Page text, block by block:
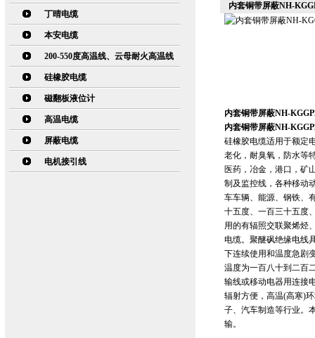
丁晴电缆
本安电缆
200-550度高温线、云母耐火高温线
硅橡胶电缆
磁翻板液位计
高温电缆
屏蔽电缆
电机接引线
内套铜带屏蔽NH-
内套铜带屏蔽NH-
内套铜带屏蔽NH-
硅橡胶电缆适用于额定
老化，耐臭氧，防水等
医药，冶金，港口，矿
制及监控线，各种移动
车车辆、能源、钢铁、
十五度、一百三十五度
用的有辐照交联聚烯烃
电缆。聚醚砜绝缘电线
下连续使用和温度急剧
温度为一百八十到二百
输线或移动电器用连接
辐射方便，高温(高寒)
子、汽车制造等行业。
输。